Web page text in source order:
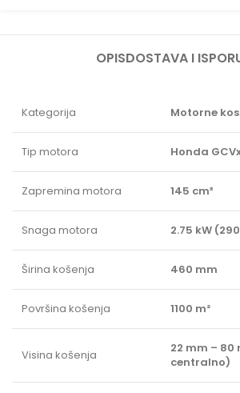
OPISDOSTAVA I
Kategorija Motorne
Tip motora Honda
Zapremina motora 145 cm³
Snaga motora 2.75 kW
Širina košenja 460 mm
Površina košenja 1100 m²
Visina košenja
22 mm – 80
centralno)